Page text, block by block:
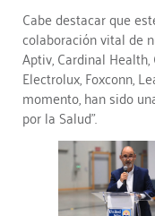
Cabe destacar que
colaboración vital de
Aptiv, Cardinal
Electrolux, Foxconn,
momento, han sido
por la Salud”.